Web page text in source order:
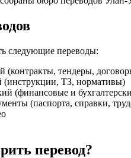
следующие переводы:
(контракты, тендеры,
(инструкции, ТЗ, нормативы)
(финансовые и
(паспорта, справки,
перевод?